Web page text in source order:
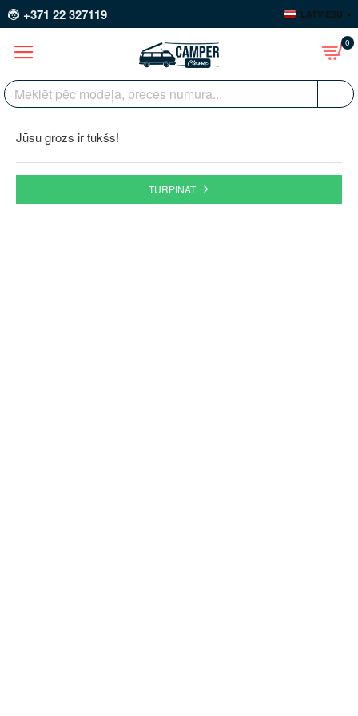
+371 22 327119 LATVIEŠU
0
Jūsu grozs ir tukšs!
TURPINĀT